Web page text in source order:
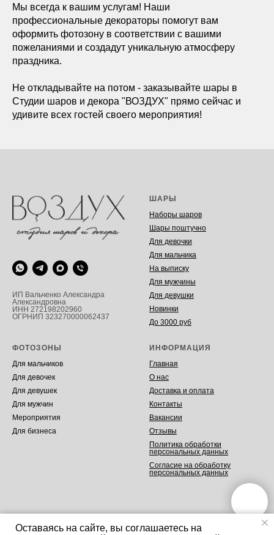
Мы всегда к вашим услугам! Наши
профессиональные декораторы помогут вам
оформить фотозону в соответствии с вашими
пожеланиями и создадут уникальную атмосферу
праздника.
Не откладывайте на потом - заказывайте шары в
Студии шаров и декора "ВОЗДУХ" прямо сейчас и
удивите всех гостей своего мероприятия!
Оставаясь на сайте, вы соглашаетесь на
ИП Вальченко Александра
Александровна
ИНН 272198202960
ОГРНИП 323270000062437
ШАРЫ
Наборы шаров
Шары поштучно
Для девочки
Для мальчика
На выписку
Для мужчины
Для девушки
Новинки
До 3000 руб
ФОТОЗОНЫ
Для мальчиков
Для девочек
Для девушек
Для мужчин
Мероприятия
Для бизнеса
ИНФОРМАЦИЯ
Главная
О нас
Доставка и оплата
Контакты
Вакансии
Отзывы
Политика обработки
персональных данных
Согласие на обработку
персональных данных